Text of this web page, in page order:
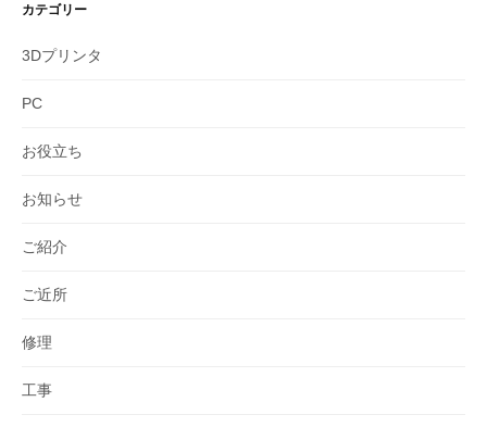
カテゴリー
3Dプリンタ
PC
お役立ち
お知らせ
ご紹介
ご近所
修理
工事